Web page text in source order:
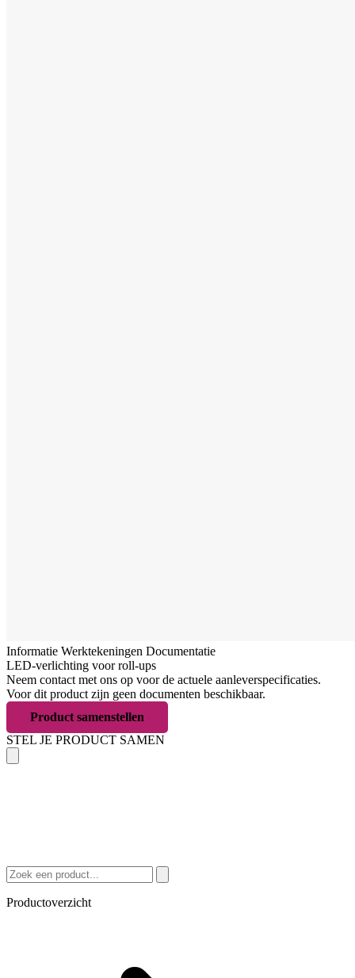
Informatie Werktekeningen Documentatie
LED-verlichting voor roll-ups
Neem contact met ons op voor de actuele aanleverspecificaties.
Voor dit product zijn geen documenten beschikbaar.
Product samenstellen
STEL JE PRODUCT SAMEN
Productoverzicht